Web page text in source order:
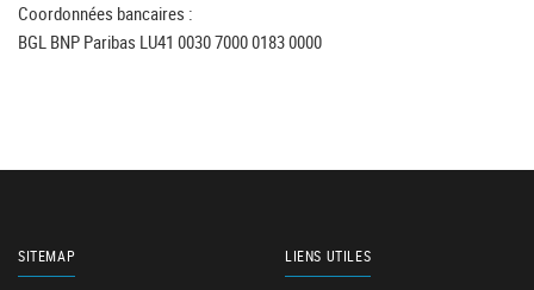
Coordonnées bancaires :
BGL BNP Paribas LU41 0030 7000 0183 0000
SITEMAP LIENS UTILES